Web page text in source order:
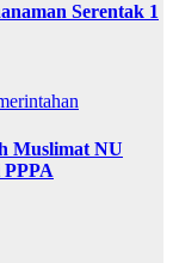
Serentak 1
Muslimat NU